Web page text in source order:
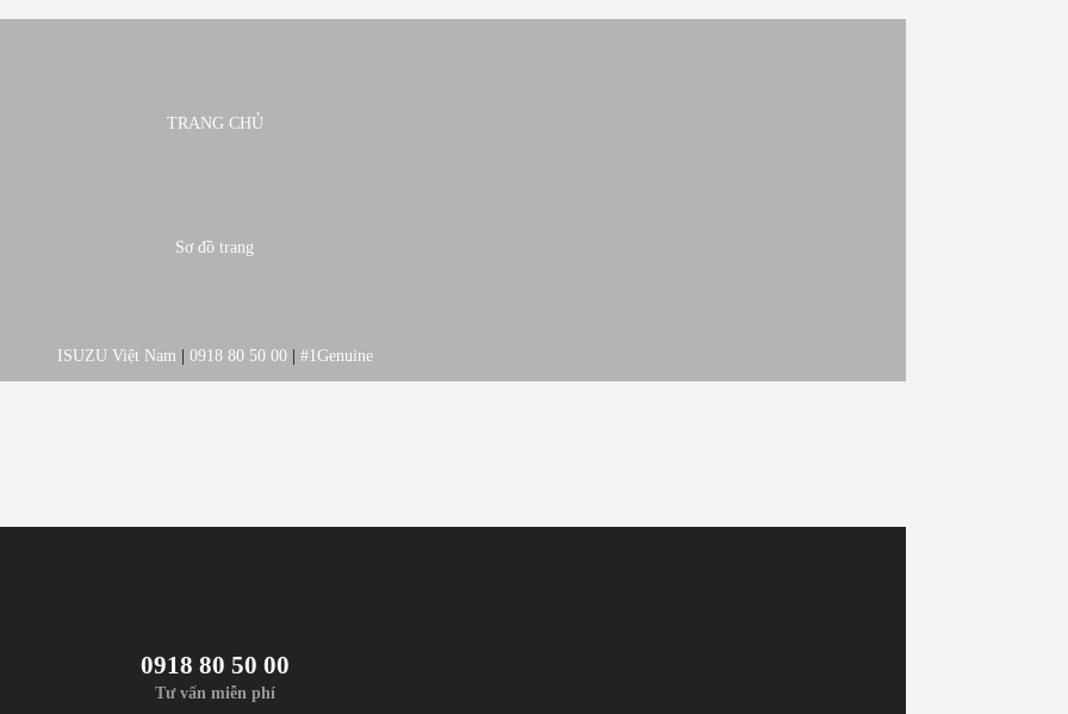
TRANG CHỦ
Sơ đồ trang
ISUZU Việt Nam 0918 80 50 00 #1Genuine
0918 80 50 00
Tư vấn miễn phí